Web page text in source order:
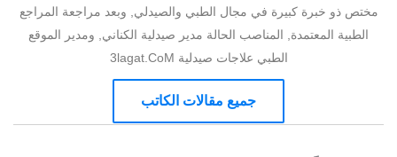
مختص ذو خبرة كبيرة في مجال الطبي والصيدلي, وبعد مراجعة المراجع
الطبية المعتمدة, المناصب الحالة مدير صيدلية الكناني, ومدير الموقع
الطبي علاجات صيدلية 3lagat.CoM
جميع مقالات الكاتب